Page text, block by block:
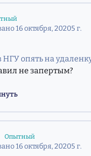
16 октября, 20205 г.
НГУ опять на
не запертым?
Опытный
16 октября, 20205 г.